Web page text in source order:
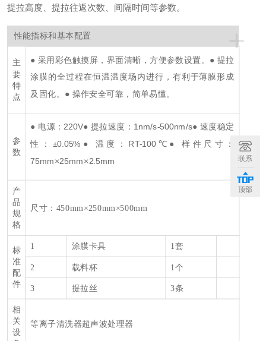
提拉高度、提拉往返次数、间隔时间等参数。
+
性能指标和基本配置
主
要
特
点
● 采用彩色触摸屏，界面清晰，方便参数设置。 ● 提拉
涂膜的全过程在恒温温度场内进行，有利于薄膜形成
及固化。 ● 操作安全可靠，简单易懂。
参
数
● 电源：220V● 提拉速度：1nm/s-500nm/s● 速度稳定
性：±0.05% ● 温度：RT-100℃ ● 样件尺寸：
75mm×25mm×2.5mm
产
品
规
格
尺寸：450mm×250mm×500mm
标
准
配
件
1 涂膜卡具 1套
2 载料杯 1个
3 提拉丝 3条
相
关
设
等离子清洗器超声波处理器
联系
顶部